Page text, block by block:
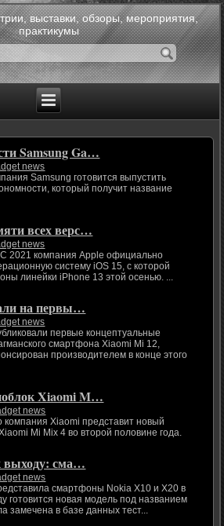
выставки, обзоры, мероприятия,
практикумы
Samsung Ga…
news
Samsung готовится выпустить
который получит название
всех верс…
news
2021 компания Apple официально
систему iOS 15, с которой
будут запущены смартфоны линейки iPhone 13 этой осенью. ...
на первы…
news
первые концептуальные
смартфона Xiaomi Mi 12,
производителем в конце этого
Xiaomi M…
news
компания Xiaomi представит новый
Mi Mix 4 во второй половине года.
выходу: сма…
news
смартфоны Nokia X10 и X20 в
готовится новая модель под названием
замечена в базе данных тест...